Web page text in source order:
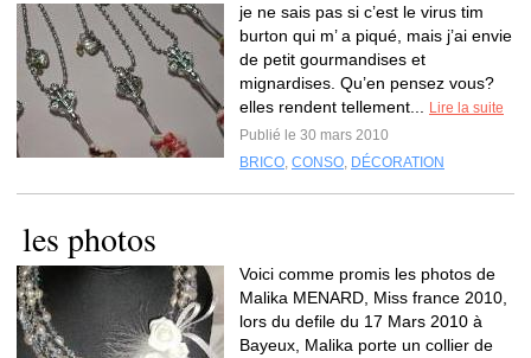
je ne sais pas si c’est le virus tim
burton qui m’ a piqué, mais j’ai envie
de petit gourmandises et
mignardises. Qu’en pensez vous?
elles rendent tellement...
Lire la suite
Publié le 30 mars 2010
BRICO, CONSO, DÉCORATION
les photos
Voici comme promis les photos de
Malika MENARD, Miss france 2010,
lors du defile du 17 Mars 2010 à
Bayeux, Malika porte un collier de